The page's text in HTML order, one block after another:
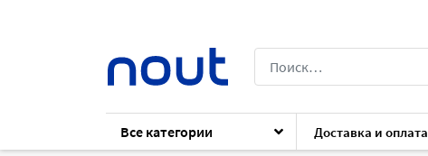
Все категории Доставка и оплата
Каталог Комплектующие Для ноутбука